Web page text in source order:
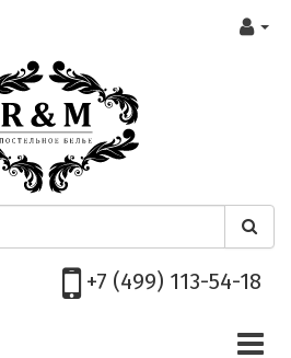
+7 (499) 113-54-18